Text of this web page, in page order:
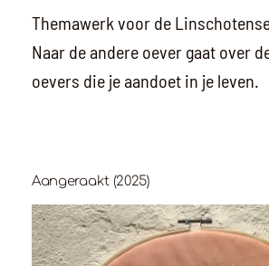
Themawerk voor de
Naar de andere oever gaat over
oevers die je aandoet in je leven.
Aangeraakt (2025)